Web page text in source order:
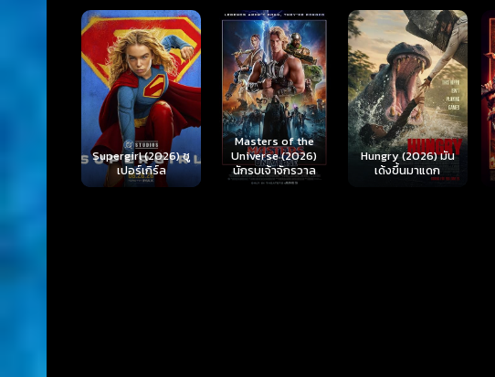
Masters of the
Universe (2026)
นักรบเจ้าจักรวาล
Hungry (2026) มัน
เด้งขึ้นมาแดก
Ready or Not 2:
Here I Come
(2026) เกมพร้อม
ตาย 2